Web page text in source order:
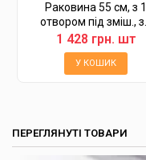
Раковина 55 см, з 1
отвором під зміш., з...
1 428 грн. шт
У КОШИК
ПЕРЕГЛЯНУТІ ТОВАРИ